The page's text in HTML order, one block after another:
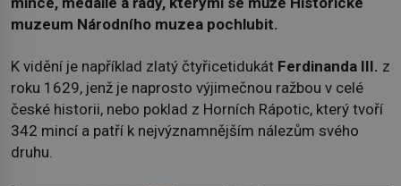
muzeum Národního muzea pochlubit.
K vidění je například zlatý čtyřicetidukát Ferdinanda III. z
roku 1629, jenž je naprosto výjimečnou ražbou v celé
české historii, nebo poklad z Horních Rápotic, který tvoří
342 mincí a patří k nejvýznamnějším nálezům svého
druhu.